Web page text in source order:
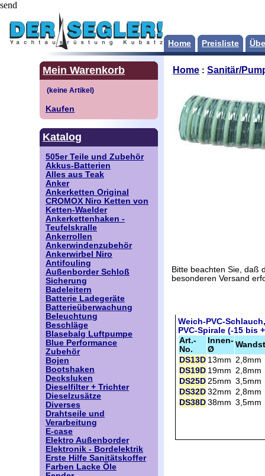
send
Home Preisliste
Mein Warenkorb
Kaufen
Katalog
505er Teile und Zubehör
Akkus-Batterien
Alles aus Teak
Anker
Ankerketten Original
CROMOX Niro Ketten von
Ketten-Waelder
Ankerkettenhaken -
Teufelskralle
Ankerrollen
Ankerwindenzubehör
Ankerwirbel Niro
Antifouling
Außenborder Schloß
Sicherung
Badeleitern
Batterie Ladegeräte
Batterieüberwachung
Beleuchtung
Beschläge
Blasebalg Luftpumpe
Blue Performance
Zubehör
Bojen
Bootshaken
Decksluken
Dieselfilter + Trichter
Dieselzusätze
Diverses
Drahtseile und
Verarbeitung
E-case
Elektro Außenborder
Elektronik - Bordelektrik
Erste Hilfe Sanitätskoffer
Farben Lacke Öle
Home : Sanitär/
Bitte beachten Sie, daß
besonderen Versand
Weich-PVC-
PVC-Spirale (-15 bis
Art.-
No.
Innen-
Ø
DS13D 13mm 2,8mm
DS19D 19mm 2,8mm
DS25D 25mm 3,5mm
DS32D 32mm 2,8mm
DS38D 38mm 3,5mm